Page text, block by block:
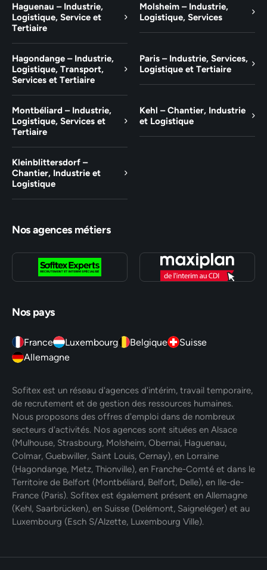
Haguenau – Industrie,
Logistique, Service et
Tertiaire
Molsheim – Industrie,
Logistique, Services
Hagondange – Industrie,
Logistique, Transport,
Services et Tertiaire
Paris – Industrie, Services,
Logistique et Tertiaire
Montbéliard – Industrie,
Logistique, Services et
Tertiaire
Kehl – Chantier, Industrie
et Logistique
Kleinblittersdorf –
Chantier, Industrie et
Logistique
Nos agences métiers
Nos pays
France Luxembourg Belgique
Suisse
Allemagne
Sofitex est un réseau d'agences d'intérim, travail temporaire,
de recrutement et de gestion des ressources humaines.
Nous proposons des offres d'emploi dans de nombreux
secteurs d'activités. Nos agences sont situées en Alsace
(Mulhouse, Strasbourg, Molsheim, Obernai, Haguenau,
Colmar, Guebwiller, Saint Louis, Cernay), en Lorraine
(Hagondange, Metz, Thionville), en Franche-Comté et dans le
Territoire de Belfort (Montbéliard, Belfort, Delle), en Ile-de-
France (Paris). Sofitex est également présent en Allemagne
(Kehl, Saarbrücken), en Suisse (Delémont, Saigneléger) et au
Luxembourg (Esch S/Alzette, Luxembourg Ville).